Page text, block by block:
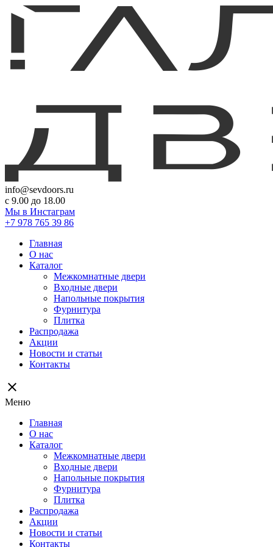
info@sevdoors.ru
c 9.00 до 18.00
Мы в Инстаграм
+7 978 765 39 86
Главная
О нас
Каталог
Межкомнатные двери
Входные двери
Напольные покрытия
Фурнитура
Плитка
Распродажа
Акции
Новости и статьи
Контакты
close
Меню
Главная
О нас
Каталог
Межкомнатные двери
Входные двери
Напольные покрытия
Фурнитура
Плитка
Распродажа
Акции
Новости и статьи
Контакты